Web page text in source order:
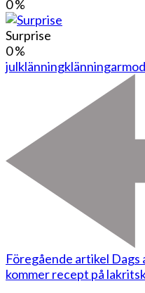
0%
Surprise
0%
julklänningklänningar
Föregående artikel Dags
kommer recept på